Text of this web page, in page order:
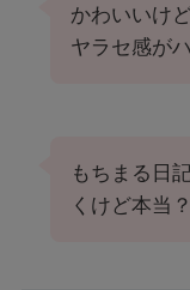
かわいいけ
ヤラセ感が
もちまる日
くけど本当？